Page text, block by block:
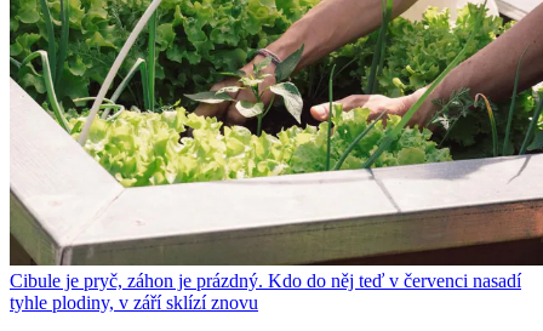
Cibule je pryč, záhon je prázdný. Kdo do něj teď v červenci nasadí
tyhle plodiny, v září sklízí znovu